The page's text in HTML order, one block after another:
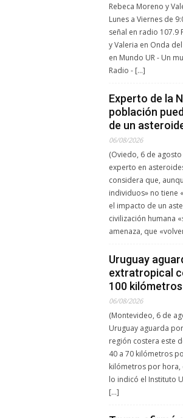
Rebeca Moreno y
Lunes a Viernes de
señal en radio 107.9
y Valeria en Onda
en Mundo UR - Un
Radio - […]
Experto de la
población
de un
06/08/2026
(Oviedo, 6 de agosto
experto en
considera que,
individuos» no tiene
el impacto de un
civilización humana
amenaza, que
Uruguay
extratropical
100
06/08/2026
(Montevideo, 6 de
Uruguay aguarda
región costera este
40 a 70 kilómetros
kilómetros por hora,
lo indicó el Instituto
[…]